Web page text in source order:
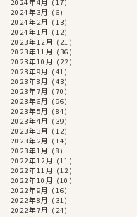
2024年3月 (6)
2024年2月 (13)
2024年1月 (12)
2023年12月 (21)
2023年11月 (36)
2023年10月 (22)
2023年9月 (41)
2023年8月 (43)
2023年7月 (70)
2023年6月 (96)
2023年5月 (84)
2023年4月 (39)
2023年3月 (12)
2023年2月 (14)
2023年1月 (8)
2022年12月 (11)
2022年11月 (12)
2022年10月 (10)
2022年9月 (16)
2022年8月 (31)
2022年7月 (24)